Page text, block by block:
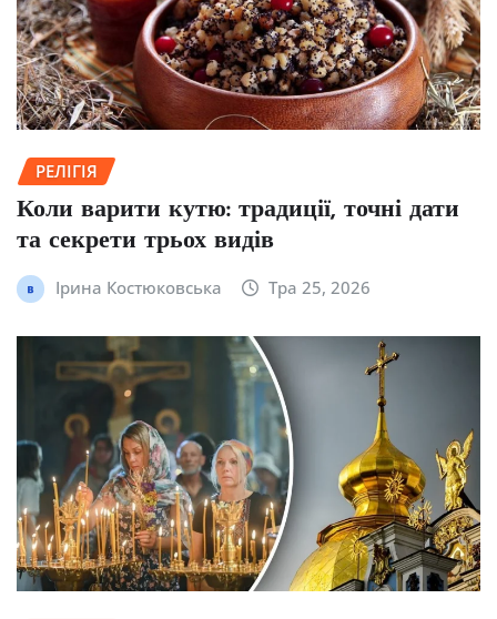
РЕЛІГІЯ
Коли варити кутю: традиції, точні дати
та секрети трьох видів
Ірина Костюковська Тра 25, 2026